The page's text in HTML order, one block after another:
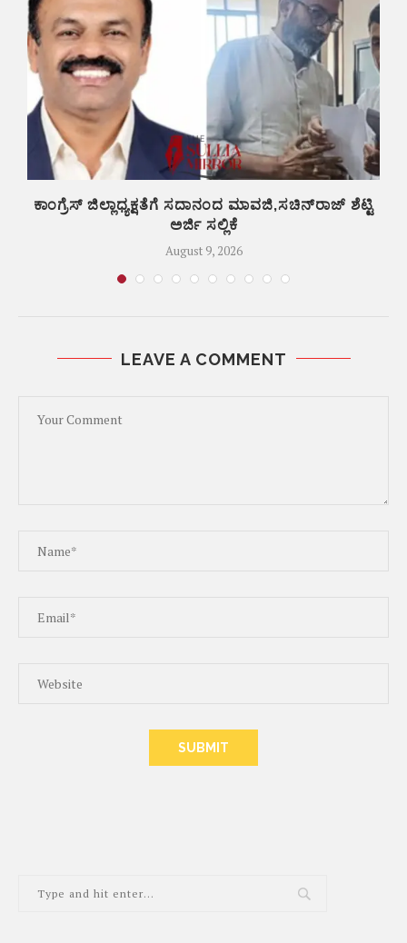
ಕಾಂಗ್ರೆಸ್ ಜಿಲ್ಲಾಧ್ಯಕ್ಷತೆಗೆ ಸದಾನಂದ ಮಾವಜಿ,ಸಚಿನ್‌ರಾಜ್ ಶೆಟ್ಟಿ
ಅರ್ಜಿ ಸಲ್ಲಿಕೆ
August 9, 2026
LEAVE A COMMENT